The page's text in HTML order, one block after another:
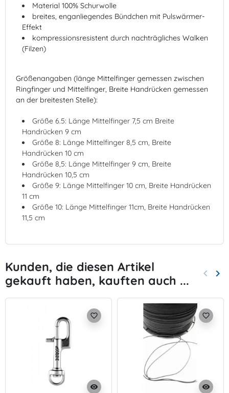
Material 100% Schurwolle
breites, enganliegendes Bündchen mit Pulswärmer-
Effekt
kompressionsresistent durch nachträgliches Walken
(Filzen)
Größenangaben (länge Mittelfinger gemessen zwischen
Ringfinger und Mittelfinger, Breite Handrücken gemessen
an der breitesten Stelle):
Größe 6.5: Länge Mittelfinger 7,5 cm Breite
Handrücken 9 cm
Größe 8: Länge Mittelfinger 8,5 cm, Breite
Handrücken 10 cm
Größe 8,5: Länge Mittelfinger 9 cm, Breite
Handrücken 10,5 cm
Größe 9: Länge Mittelfinger 10 cm, Breite Handrücken
11 cm
Größe 10: Länge Mittelfinger 11cm, Breite Handrücken
11,5 cm
Kunden, die diesen Artikel
gekauft haben, kauften auch ...
Zurück
keyboard_arrow_left keyboard_arrow_right
visibility
favorite_border
visibility
favorite_border